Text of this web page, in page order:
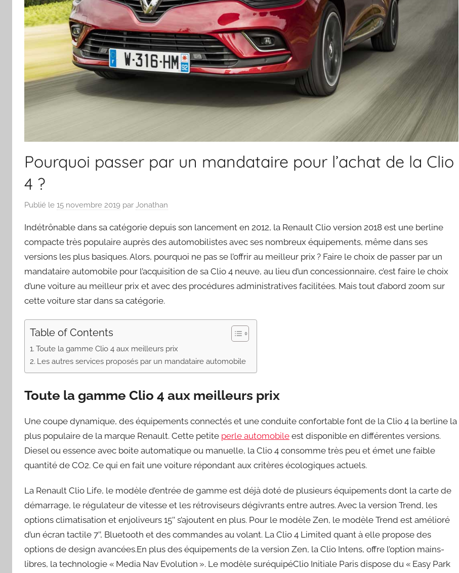
Pourquoi passer par un mandataire pour l’achat de la Clio
4 ?
Publié le 15 novembre 2019 par Jonathan
Indétrônable dans sa catégorie depuis son lancement en 2012, la Renault Clio version 2018 est une berline
compacte très populaire auprès des automobilistes avec ses nombreux équipements, même dans ses
versions les plus basiques. Alors, pourquoi ne pas se l’offrir au meilleur prix ? Faire le choix de passer par un
mandataire automobile pour l’acquisition de sa Clio 4 neuve, au lieu d’un concessionnaire, c’est faire le choix
d’une voiture au meilleur prix et avec des procédures administratives facilitées. Mais tout d’abord zoom sur
cette voiture star dans sa catégorie.
Table of Contents
Toute la gamme Clio 4 aux meilleurs prix
Les autres services proposés par un mandataire automobile
Toute la gamme Clio 4 aux meilleurs prix
Une coupe dynamique, des équipements connectés et une conduite confortable font de la Clio 4 la berline la
plus populaire de la marque Renault. Cette petite perle automobile est disponible en différentes versions.
Diesel ou essence avec boite automatique ou manuelle, la Clio 4 consomme très peu et émet une faible
quantité de CO2. Ce qui en fait une voiture répondant aux critères écologiques actuels.
La Renault Clio Life, le modèle d’entrée de gamme est déjà doté de plusieurs équipements dont la carte de
démarrage, le régulateur de vitesse et les rétroviseurs dégivrants entre autres. Avec la version Trend, les
options climatisation et enjoliveurs 15’’ s’ajoutent en plus. Pour le modèle Zen, le modèle Trend est amélioré
d’un écran tactile 7’’, Bluetooth et des commandes au volant. La Clio 4 Limited quant à elle propose des
options de design avancées.En plus des équipements de la version Zen, la Clio Intens, offre l’option mains-
libres, la technologie « Media Nav Evolution ». Le modèle suréquipéClio Initiale Paris dispose du « Easy Park